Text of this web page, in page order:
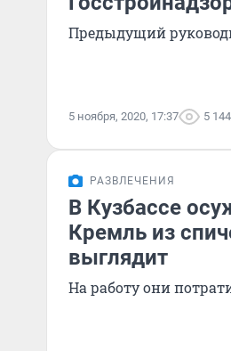
Предыдущий
5 ноября, 2020, 17:37 5 144
РАЗВЛЕЧЕНИЯ
В Кузбассе
Кремль из
выглядит
На работу они